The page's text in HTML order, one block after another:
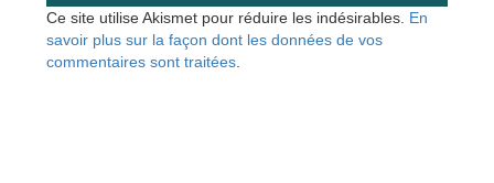
Ce site utilise Akismet pour réduire les indésirables. En
savoir plus sur la façon dont les données de vos
commentaires sont traitées